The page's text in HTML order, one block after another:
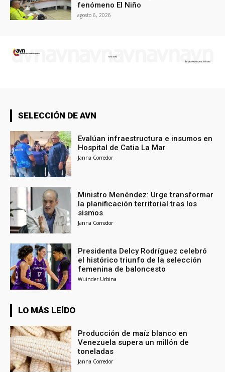
fenómeno El Niño
agosto 6, 2026
SELECCIÓN DE AVN
Evalúan infraestructura e insumos en
Hospital de Catia La Mar
Janna Corredor
Ministro Menéndez: Urge transformar
la planificación territorial tras los
sismos
Janna Corredor
Presidenta Delcy Rodríguez celebró
el histórico triunfo de la selección
femenina de baloncesto
Wuinder Urbina
LO MÁS LEÍDO
Producción de maíz blanco en
Venezuela supera un millón de
toneladas
Janna Corredor